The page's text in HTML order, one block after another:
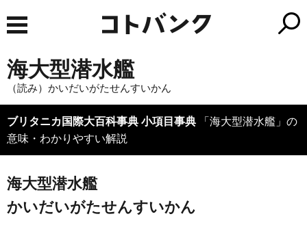
海大型潜水艦
（読み）かいだいがたせんすいかん
ブリタニカ国際大百科事典 小項目事典 「海大型潜水艦」の
意味・わかりやすい解説
海大型潜水艦
かいだいがたせんすいかん